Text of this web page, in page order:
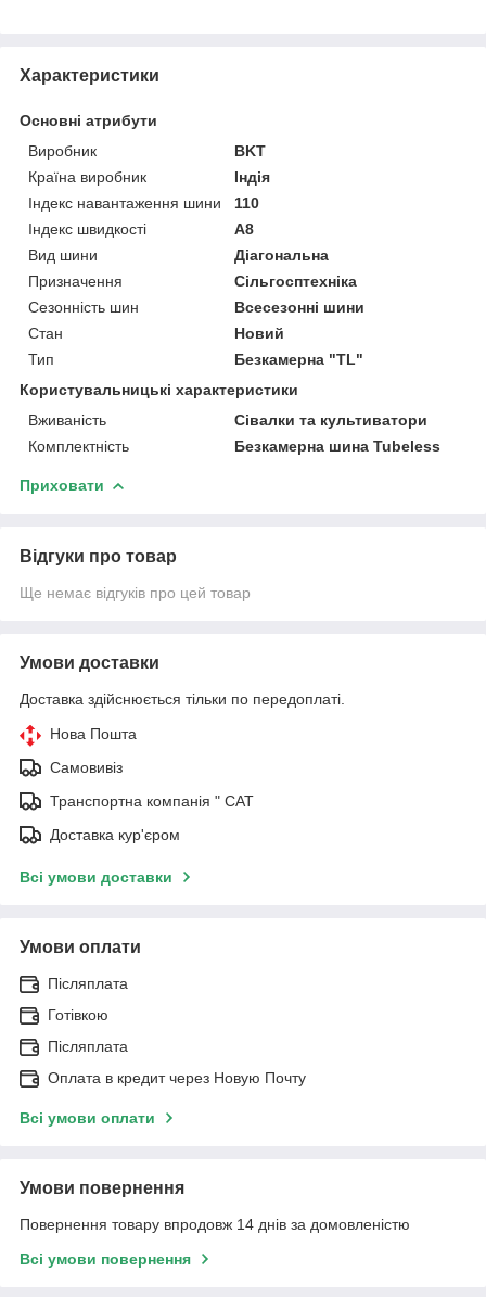
Характеристики
Основні атрибути
Виробник
BKT
Країна виробник
Індія
Індекс навантаження шини
110
Індекс швидкості
A8
Вид шини
Діагональна
Призначення
Сільгосптехніка
Сезонність шин
Всесезонні шини
Стан
Новий
Тип
Безкамерна "TL"
Користувальницькі характеристики
Вживаність
Сівалки та культиватори
Комплектність
Безкамерна шина Tubeless
Приховати
Відгуки про товар
Ще немає відгуків про цей товар
Умови доставки
Доставка здійснюється тільки по передоплаті.
Нова Пошта
Самовивіз
Транспортна компанія " САТ
Доставка кур'єром
Всі умови доставки
Умови оплати
Післяплата
Готівкою
Післяплата
Оплата в кредит через Новую Почту
Всі умови оплати
Умови повернення
Повернення товару впродовж 14 днів за домовленістю
Всі умови повернення